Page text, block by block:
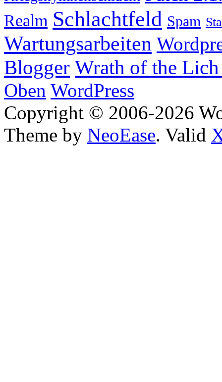
Realm Schlachtfeld Spam
Wartungsarbeiten
Blogger Wrath of the
Oben WordPress
Copyright © 2006-2026
Theme by NeoEase. Valid